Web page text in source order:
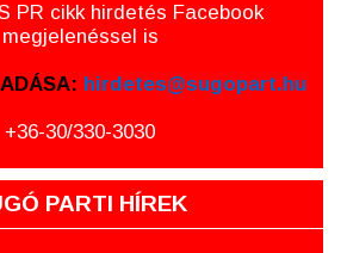
PR cikk hirdetés Facebook
megjelenéssel is
hirdetes@sugopart.hu
+36-30/330-3030
PARTI HÍREK